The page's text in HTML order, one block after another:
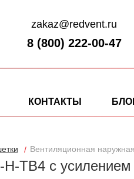
zakaz@redvent.ru
8 (800) 222-00-47
ТВ4 с усилением
Вентиляционная
КОНТАКТЫ